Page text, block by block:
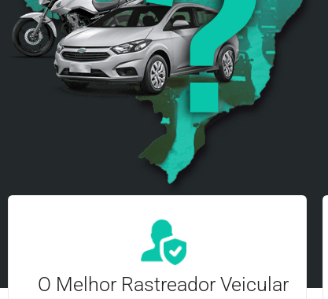
O Melhor Rastreador Veicular